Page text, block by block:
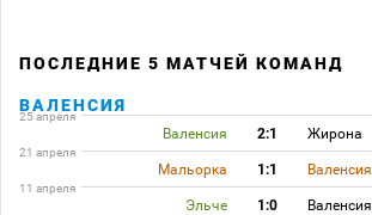
ПОСЛЕДНИЕ 5 МАТЧЕЙ КОМАНД
ВАЛЕНСИЯ
25 апреля
Валенсия 2:1 Жирона
21 апреля
Мальорка 1:1 Валенсия
11 апреля
Эльче 1:0 Валенсия